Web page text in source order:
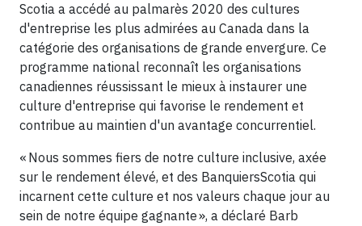
Scotia a accédé au palmarès 2020 des cultures
d'entreprise les plus admirées au Canada dans la
catégorie des organisations de grande envergure. Ce
programme national reconnaît les organisations
canadiennes réussissant le mieux à instaurer une
culture d'entreprise qui favorise le rendement et
contribue au maintien d'un avantage concurrentiel.
« Nous sommes fiers de notre culture inclusive, axée
sur le rendement élevé, et des BanquiersScotia qui
incarnent cette culture et nos valeurs chaque jour au
sein de notre équipe gagnante », a déclaré Barb